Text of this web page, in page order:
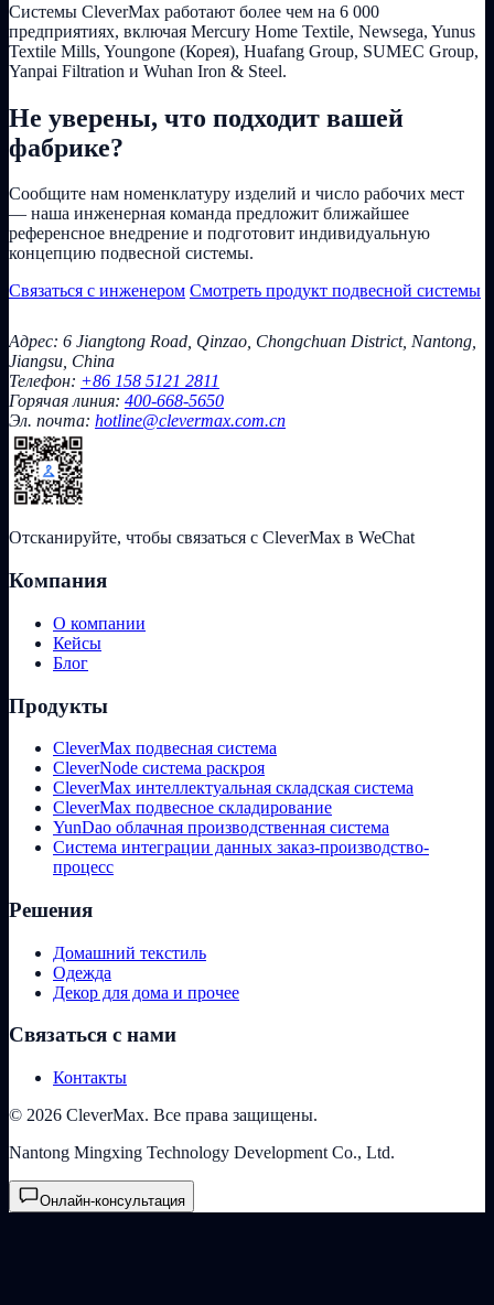
Системы CleverMax работают более чем на 6 000
предприятиях, включая Mercury Home Textile, Newsega, Yunus
Textile Mills, Youngone (Корея), Huafang Group, SUMEC Group,
Yanpai Filtration и Wuhan Iron & Steel.
Не уверены, что подходит вашей
фабрике?
Сообщите нам номенклатуру изделий и число рабочих мест
— наша инженерная команда предложит ближайшее
референсное внедрение и подготовит индивидуальную
концепцию подвесной системы.
Связаться с инженером Смотреть продукт подвесной системы
Адрес: 6 Jiangtong Road, Qinzao, Chongchuan District, Nantong,
Jiangsu, China
Телефон: +86 158 5121 2811
Горячая линия: 400-668-5650
Эл. почта: hotline@clevermax.com.cn
Отсканируйте, чтобы связаться с CleverMax в WeChat
Компания
О компании
Кейсы
Блог
Продукты
CleverMax подвесная система
CleverNode система раскроя
CleverMax интеллектуальная складская система
CleverMax подвесное складирование
YunDao облачная производственная система
Система интеграции данных заказ-производство-
процесс
Решения
Домашний текстиль
Одежда
Декор для дома и прочее
Связаться с нами
Контакты
© 2026 CleverMax. Все права защищены.
Nantong Mingxing Technology Development Co., Ltd.
Онлайн-консультация